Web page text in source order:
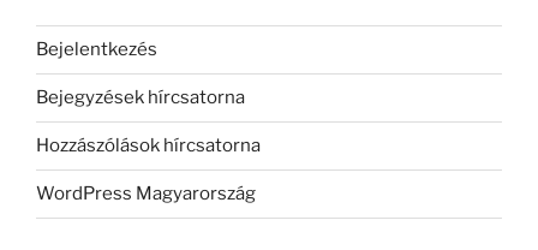
Bejelentkezés
Bejegyzések hírcsatorna
Hozzászólások hírcsatorna
WordPress Magyarország